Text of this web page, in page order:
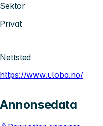
Sektor
Privat
Nettsted
https://www.uloba.no/
Annonsedata